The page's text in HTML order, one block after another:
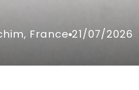
France 21/07/2026